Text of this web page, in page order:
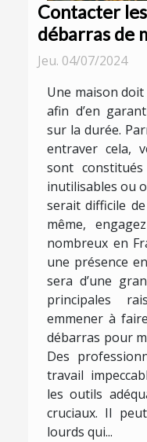
Contacter
débarras de
Jeu. 04/07/2024
Une maison
afin d’en
sur la durée.
entraver cela,
sont
inutilisables ou
serait difficile
même,
nombreux en
une présence
sera d’une
principales
emmener à
débarras pour
Des
travail
les outils
cruciaux. Il
lourds qui...